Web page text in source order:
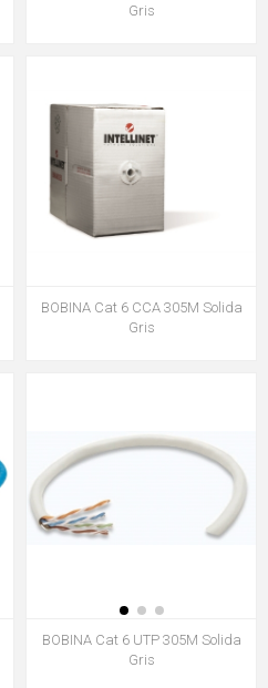
Gris
BOBINA Cat 6 CCA 305M Solida
Gris
BOBINA Cat 6 UTP 305M Solida
Gris